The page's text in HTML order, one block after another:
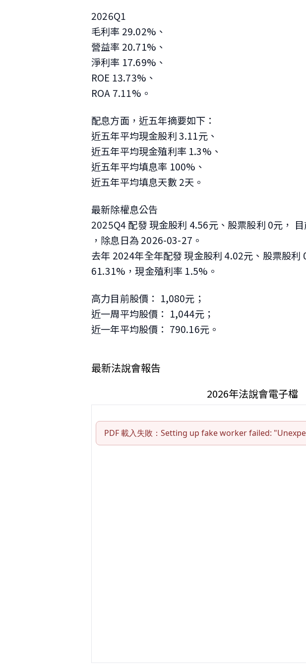
2026Q1
毛利率 29.02%、
營益率 20.71%、
淨利率 17.69%、
ROE 13.73%、
ROA 7.11%。
配息方面，近五年摘要如下：
近五年平均現金股利 3.11元、
近五年平均現金殖利率 1.3%、
近五年平均填息率 100%、
近五年平均填息天數 2天。
最新除權息公告
2025Q4 配發 現金股利 4.56元、股票股利 0元，
，除息日為 2026-03-27 。
去年 2024年全年配發 現金股利 4.02元、股票股利
61.31%，現金殖利率 1.5%。
高力目前股價： 1,080元；
近一周平均股價： 1,044元；
近一年平均股價： 790.16元。
最新法說會報告
2026年法說會電子檔